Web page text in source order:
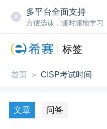
多平台全面支持
方便选课，随时随地学习
标签
首页 > CISP考试时间
文章 问答